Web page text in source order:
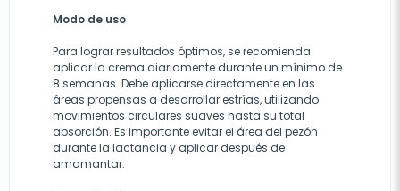
Modo de uso
Para lograr resultados óptimos, se recomienda
aplicar la crema diariamente durante un mínimo de
8 semanas. Debe aplicarse directamente en las
áreas propensas a desarrollar estrías, utilizando
movimientos circulares suaves hasta su total
absorción. Es importante evitar el área del pezón
durante la lactancia y aplicar después de
amamantar​​.